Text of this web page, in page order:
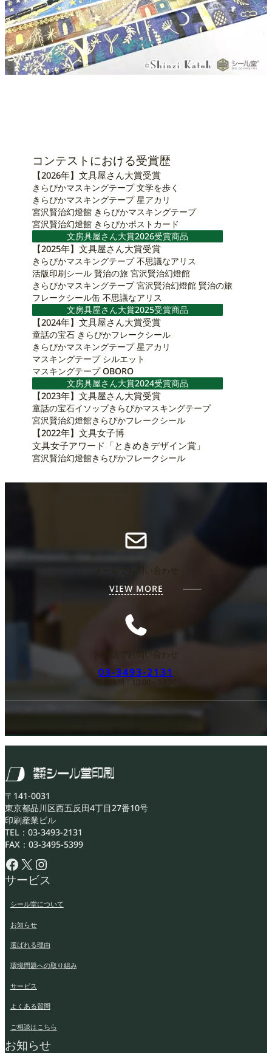
コンテストにおける受賞歴
【2026年】文具屋さん大賞受賞
きらぴかマスキングテープ 文学を歩く
きらぴかマスキングテープ 星アカリ
宮沢賢治幻燈館 きらぴかマスキングテープ
宮沢賢治幻燈館 きらぴかポストカード
文房具屋さん大賞2026受賞商品
【2025年】文具屋さん大賞受賞
きらぴかマスキングテープ 不思議なアリス
活版印刷シール 賢治の旅 宮沢賢治幻燈館
きらぴかマスキングテープ 宮沢賢治幻燈館 賢治の旅
フレークシール缶 不思議なアリス
文房具屋さん大賞2025受賞商品
【2024年】文具屋さん大賞受賞
童話の宝石 きらぴかフレークシール
きらぴかマスキングテープ 星アカリ
マスキングテープ シルエット
マスキングテープ OBORO
文房具屋さん大賞2024受賞商品
【2023年】文具屋さん大賞受賞
童話の宝石イソップきらぴかマスキングテープ
宮沢賢治幻燈館きらぴかフレークシール
【2022年】文具女子博
文具女子アワード「ときめきデザイン賞」
宮沢賢治幻燈館きらぴかフレークシール
メールでお問い合わせ
VIEW MORE
お電話でお問い合わせ
03-3493-2131
営業時間：10:00～19:00
〒141-0031
東京都品川区西五反田4丁目27番10号
印刷産業ビル
TEL：03-3493-2131
FAX：03-3495-5399
Facebook X Instagram
サービス
シール堂について
お知らせ
選ばれる理由
環境問題への取り組み
サービス
よくある質問
ご相談はこちら
お知らせ